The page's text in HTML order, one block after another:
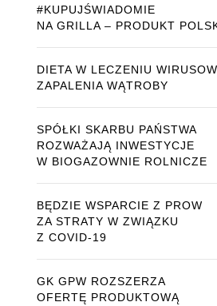
#KUPUJŚWIADOMIE
NA GRILLA – PRODUKT
DIETA W LECZENIU
ZAPALENIA WĄTROBY
SPÓŁKI SKARBU PAŃSTWA
ROZWAŻAJĄ INWESTYCJE
W BIOGAZOWNIE ROLNICZE
BĘDZIE WSPARCIE Z PROW
ZA STRATY W ZWIĄZKU
Z COVID-19
GK GPW ROZSZERZA
OFERTĘ PRODUKTOWĄ